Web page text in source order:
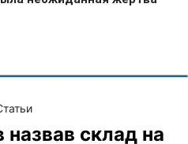
склад на